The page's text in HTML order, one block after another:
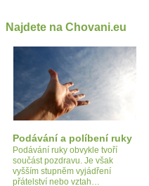
Najdete na Chovani.eu
Podávání a políbení ruky
Podávání ruky obvykle tvoří
součást pozdravu. Je však
vyšším stupněm vyjádření
přátelství nebo vztah…